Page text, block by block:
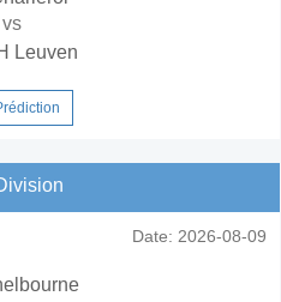
vs
Leuven
Date: 2026-08-09